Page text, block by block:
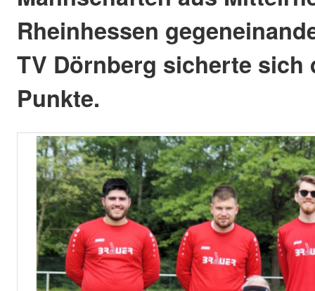
Rheinhessen
TV Dörnberg sicherte sich
Punkte.